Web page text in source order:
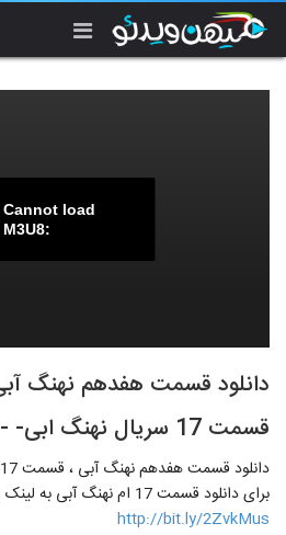
Cannot load
M3U8:
دانلود قسمت هفدهم نهنگ
قسمت 17 سریال نهنگ ابی- - --
دانلود قسمت هفدهم نهنگ آبی ، قسمت 17 سریال نهنگ ابی
برای دانلود قسمت 17 ام نهنگ آبی به لینک روبرو بروید -->
http://bit.ly/2ZvkMus